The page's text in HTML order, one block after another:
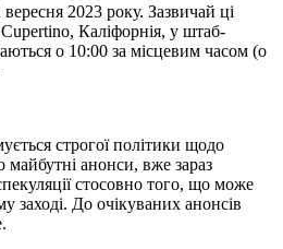
2023 року. Зазвичай ці
Cupertino, Каліфорнія, у штаб-
о 10:00 за місцевим часом (о
строгої політики щодо
майбутні анонси, вже зараз
стосовно того, що може
заході. До очікуваних анонсів